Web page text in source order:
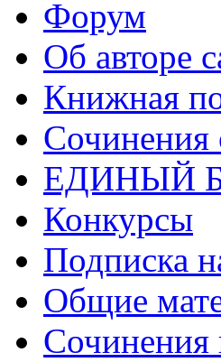
Форум
Об авторе
Книжная
Cочинения
ЕДИНЫЙ
Конкурсы
Подписка
Общие
Сочинения